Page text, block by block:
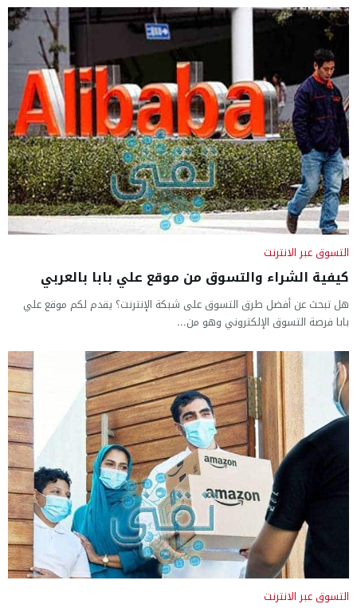
التسوق عبر الانترنت
كيفية الشراء والتسوق من موقع علي بابا بالعربي
هل تبحث عن أفضل طرق التسوق على شبكة الإنترنت؟ يقدم لكم موقع علي
بابا فرصة التسوق الإلكتروني وهو من...
التسوق عبر الانترنت